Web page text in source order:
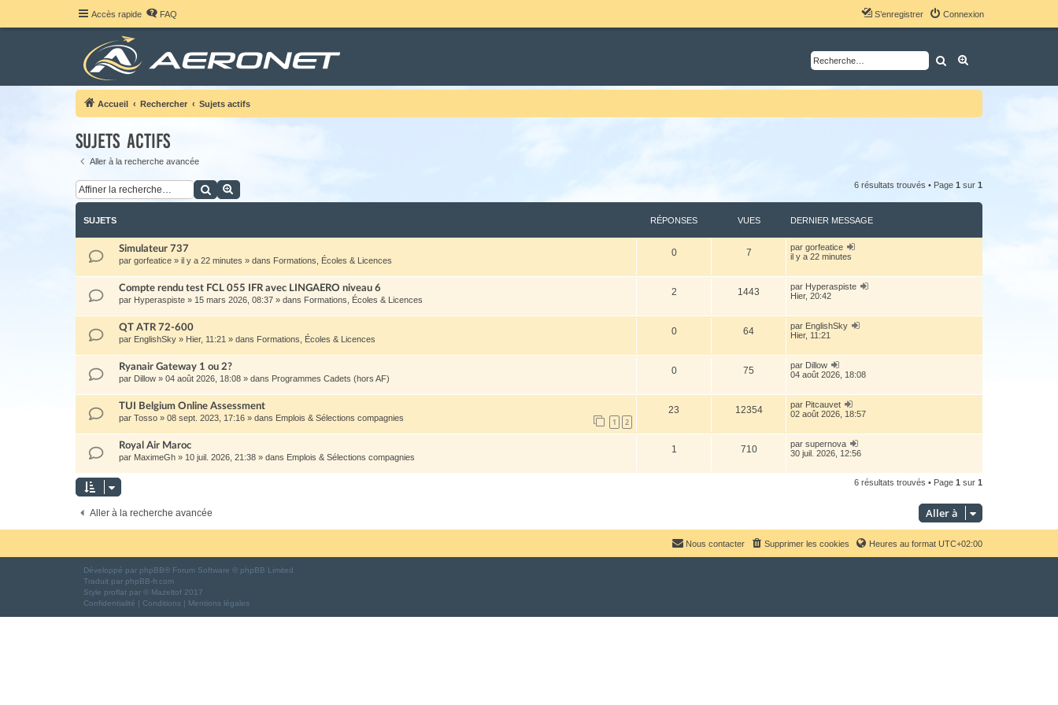
Accès rapide FAQ Connexion
S’enregistrer
Rechercher
Accueil Rechercher Sujets actifs
Sujets actifs
Aller à la recherche avancée
Rechercher 6 résultats trouvés • Page 1 sur 1
SUJETS RÉPONSES VUES DERNIER MESSAGE
Simulateur 737
par gorfeatice » il y a 22 minutes » dans Formations, Écoles & Licences
0 7 par gorfeatice
il y a 22 minutes
Compte rendu test FCL 055 IFR avec LINGAERO niveau 6
par Hyperaspiste » 15 mars 2026, 08:37 » dans Formations, Écoles & Licences
2 1443 par Hyperaspiste
Hier, 20:42
QT ATR 72-600
par EnglishSky » Hier, 11:21 » dans Formations, Écoles & Licences
0 64 par EnglishSky
Hier, 11:21
Ryanair Gateway 1 ou 2?
par Dillow » 04 août 2026, 18:08 » dans Programmes Cadets (hors AF)
0 75 par Dillow
04 août 2026, 18:08
TUI Belgium Online Assessment
par Tosso » 08 sept. 2023, 17:16 » dans Emplois & Sélections compagnies 1 2
23 12354 par Pitcauvet
02 août 2026, 18:57
Royal Air Maroc
par MaximeGh » 10 juil. 2026, 21:38 » dans Emplois & Sélections compagnies
1 710 par supernova
30 juil. 2026, 12:56
6 résultats trouvés • Page 1 sur 1
Aller à la recherche avancée Aller à
Heures au format UTC+02:00
Supprimer les cookies
Nous contacter
Développé par phpBB® Forum Software © phpBB Limited
Traduit par phpBB-fr.com
Style proflat par © Mazeltof 2017
Confidentialité | Conditions | Mentions légales